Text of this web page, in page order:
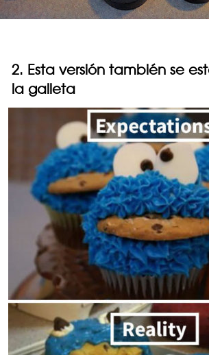
2. Esta versión también se
la galleta